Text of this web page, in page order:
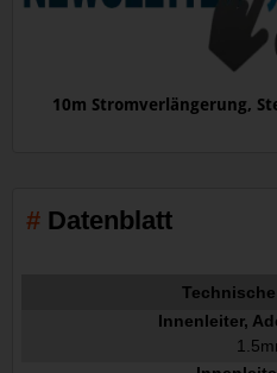
10m Stromverlängerung,
Datenblatt
Innenleiter,